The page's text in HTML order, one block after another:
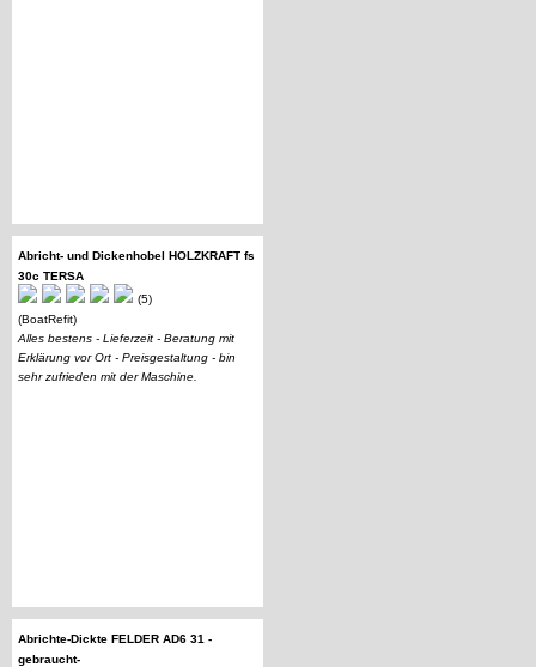
Abricht- und Dickenhobel HOLZKRAFT fs
30c TERSA
(5)
(BoatRefit)
Alles bestens - Lieferzeit - Beratung mit
Erklärung vor Ort - Preisgestaltung - bin
sehr zufrieden mit der Maschine.
Abrichte-Dickte FELDER AD6 31 -
gebraucht-